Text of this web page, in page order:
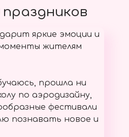
праздников
яркие эмоции и
жителям
прошла ни
по аэродизайну,
фестивали
познавать новое и